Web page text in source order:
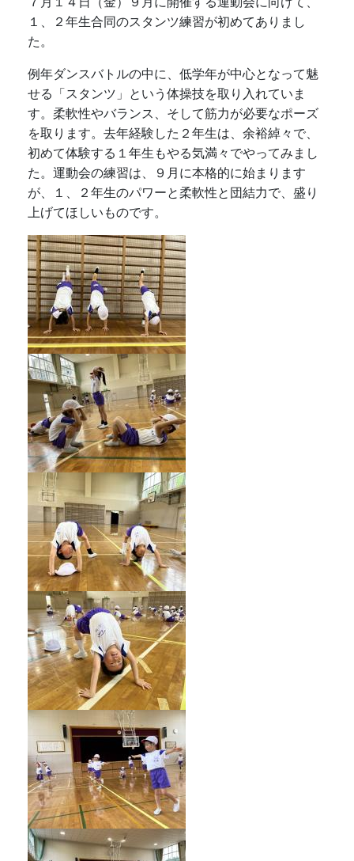
１、２年生合同のスタンツ練習が初めてありまし
た。
例年ダンスバトルの中に、低学年が中心となって魅
せる「スタンツ」という体操技を取り入れていま
す。柔軟性やバランス、そして筋力が必要なポーズ
を取ります。去年経験した２年生は、余裕綽々で、
初めて体験する１年生もやる気満々でやってみまし
た。運動会の練習は、９月に本格的に始まります
が、１、２年生のパワーと柔軟性と団結力で、盛り
上げてほしいものです。